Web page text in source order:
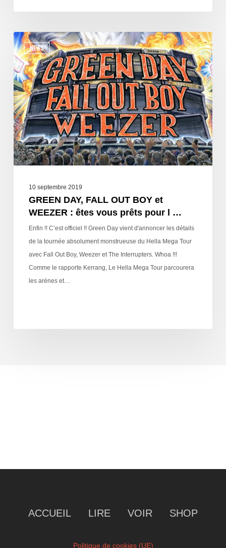
NEWS
10 septembre 2019
GREEN DAY, FALL OUT BOY et
WEEZER : êtes vous prêts pour l …
Enfin !! C’est officiel !! Green Day vient d'annoncer les détails
de la tournée absolument monstrueuse du Hella Mega Tour
avec Fall Out Boy, Weezer et The Interrupters. Whoa !!!
Comme le rapporte Kerrang, Le Hella Mega Tour parcourera
les arènes et…
ACCUEIL LIRE VOIR SHOP
Politique de cookies (UE)